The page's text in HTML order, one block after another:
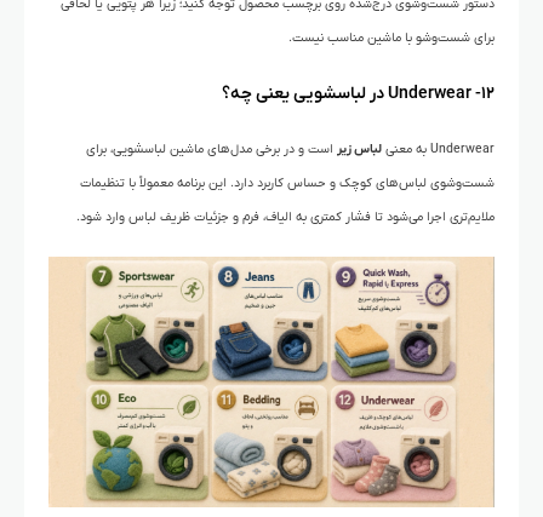
دستور شست‌وشوی درج‌شده روی برچسب محصول توجه کنید؛ زیرا هر پتویی یا لحافی
برای شست‌وشو با ماشین مناسب نیست.
۱۲- Underwear در لباسشویی یعنی چه؟
Underwear به معنی لباس زیر است و در برخی مدل‌های ماشین لباسشویی، برای
شست‌وشوی لباس‌های کوچک و حساس کاربرد دارد. این برنامه معمولاً با تنظیمات
ملایم‌تری اجرا می‌شود تا فشار کمتری به الیاف، فرم و جزئیات ظریف لباس وارد شود.